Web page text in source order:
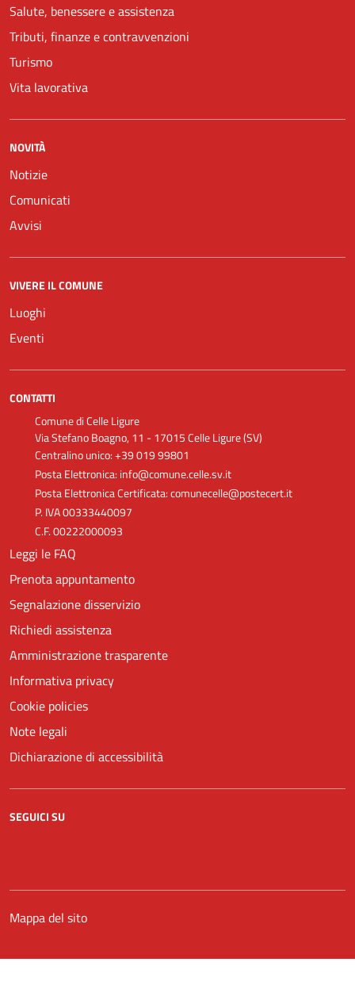
Salute, benessere e assistenza
Tributi, finanze e contravvenzioni
Turismo
Vita lavorativa
NOVITÀ
Notizie
Comunicati
Avvisi
VIVERE IL COMUNE
Luoghi
Eventi
CONTATTI
Comune di Celle Ligure
Via Stefano Boagno, 11 - 17015 Celle Ligure (SV)
Centralino unico: +39 019 99801
Posta Elettronica: info@comune.celle.sv.it
Posta Elettronica Certificata: comunecelle@postecert.it
P. IVA 00333440097
C.F. 00222000093
Leggi le FAQ
Prenota appuntamento
Segnalazione disservizio
Richiedi assistenza
Amministrazione trasparente
Informativa privacy
Cookie policies
Note legali
Dichiarazione di accessibilità
SEGUICI SU
Mappa del sito